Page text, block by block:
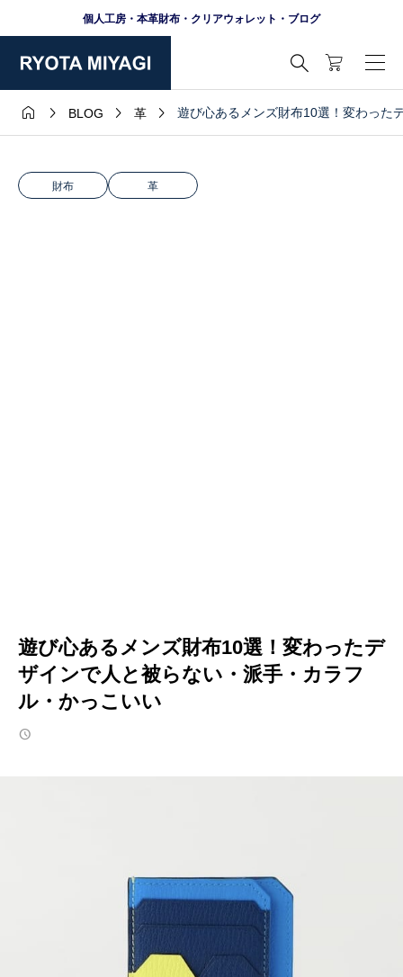
個人工房・本革財布・クリアウォレット・ブログ

  BLOG  革  遊び心あるメンズ財布10選！変わった
財布 革
遊び心あるメンズ財布10選！変わったデ
ザインで人と被らない・派手・カラフ
ル・かっこいい